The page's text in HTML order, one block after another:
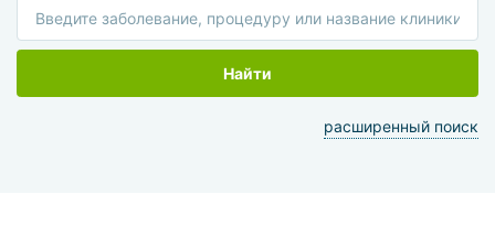
Найти
расширенный поиск